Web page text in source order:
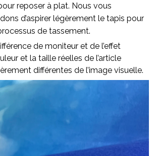
reposer à plat. Nous vous
d’aspirer légèrement le tapis pour
de tassement.
de moniteur et de l’effet
et la taille réelles de l’article
différentes de l’image visuelle.